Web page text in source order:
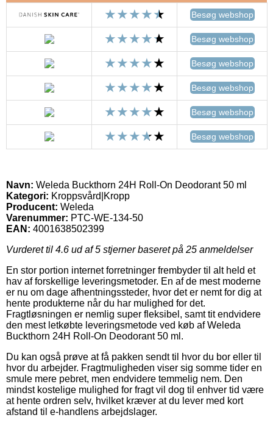
Besøg webshop
Besøg webshop
Besøg webshop
Besøg webshop
Besøg webshop
Besøg webshop
Navn: Weleda Buckthorn 24H Roll-On Deodorant 50 ml
Kategori: Kroppsvård|Kropp
Producent: Weleda
Varenummer: PTC-WE-134-50
EAN: 4001638502399
Vurderet til 4.6 ud af 5 stjerner baseret på 25 anmeldelser
En stor portion internet forretninger frembyder til alt held et
hav af forskellige leveringsmetoder. En af de mest moderne
er nu om dage afhentningssteder, hvor det er nemt for dig at
hente produkterne når du har mulighed for det.
Fragtløsningen er nemlig super fleksibel, samt tit endvidere
den mest letkøbte leveringsmetode ved køb af Weleda
Buckthorn 24H Roll-On Deodorant 50 ml.
Du kan også prøve at få pakken sendt til hvor du bor eller til
hvor du arbejder. Fragtmuligheden viser sig somme tider en
smule mere pebret, men endvidere temmelig nem. Den
mindst kostelige mulighed for fragt vil dog til enhver tid være
at hente ordren selv, hvilket kræver at du lever med kort
afstand til e-handlens arbejdslager.